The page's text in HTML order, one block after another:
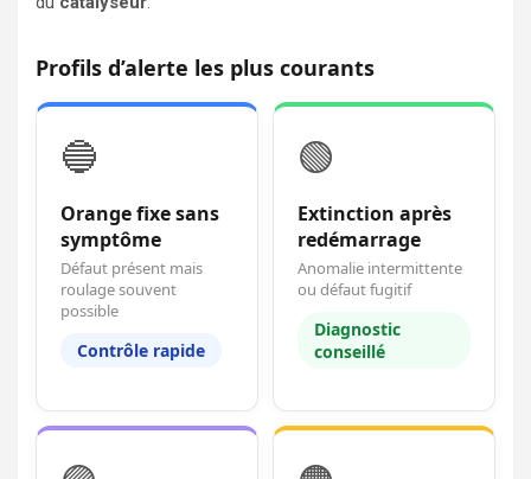
Profils d’alerte les plus courants
🔵
Orange fixe sans
symptôme
Défaut présent mais
roulage souvent
possible
Contrôle rapide
🟢
Extinction après
redémarrage
Anomalie intermittente
ou défaut fugitif
Diagnostic
conseillé